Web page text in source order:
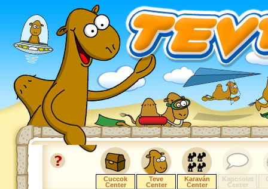
Cuccok
Center
Teve
Center
Karaván
Center
Kapcsolat
Center